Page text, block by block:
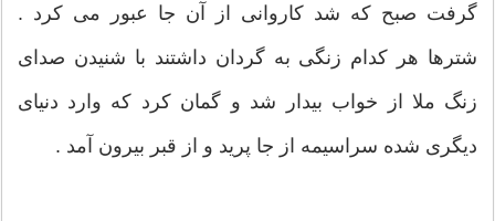
گرفت صبح که شد کاروانی از‌ آن جا عبور می کرد .
شترها هر کدام زنگی به گردان داشتند با شنیدن صدای
زنگ ملا از خواب بیدار شد و گمان کرد که وارد دنیای
دیگری شده سراسیمه از جا پرید و از قبر بیرون آمد .